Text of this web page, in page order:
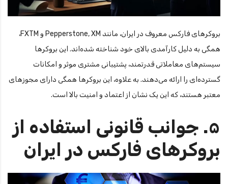
بروکرهای فارکس معروف در ایران، مانند Pepperstone, XM و FXTM،
همگی به دلیل کارآمدی بالای خود شناخته شده‌اند. این بروکرها
سیستم‌های معاملاتی قدرتمند، پشتیبانی مشتری موثر و امکانات
گسترده‌ای را ارائه می‌دهند. به علاوه، این بروکرها همگی دارای مجوزهای
معتبر هستند، که این یک نشان از اعتماد و امنیت بالا است.
۵. جوانب قانونی استفاده از
بروکرهای فارکس در ایران